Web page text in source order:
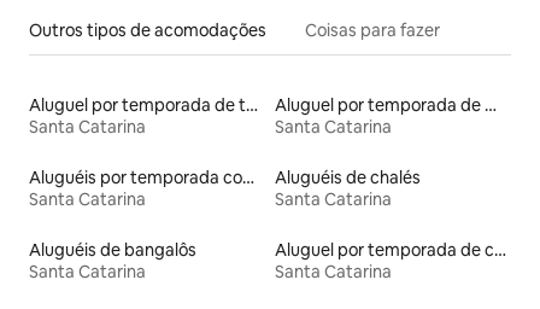
Outros tipos de acomodações Coisas para fazer
Aluguel por temporada de tendas
Santa Catarina
Aluguel por temporada de microcasas
Santa Catarina
Aluguéis por temporada com cama de altura acessível
Santa Catarina
Aluguéis de chalés
Santa Catarina
Aluguéis de bangalôs
Santa Catarina
Aluguel por temporada de casas arredondadas
Santa Catarina